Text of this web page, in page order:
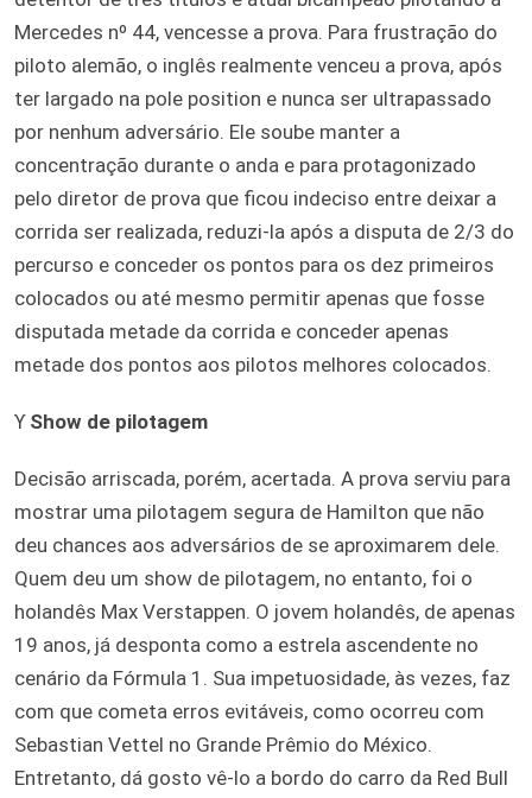
Mercedes nº 44, vencesse a prova. Para frustração do
piloto alemão, o inglês realmente venceu a prova, após
ter largado na pole position e nunca ser ultrapassado
por nenhum adversário. Ele soube manter a
concentração durante o anda e para protagonizado
pelo diretor de prova que ficou indeciso entre deixar a
corrida ser realizada, reduzi-la após a disputa de 2/3 do
percurso e conceder os pontos para os dez primeiros
colocados ou até mesmo permitir apenas que fosse
disputada metade da corrida e conceder apenas
metade dos pontos aos pilotos melhores colocados.
ϒ Show de pilotagem
Decisão arriscada, porém, acertada. A prova serviu para
mostrar uma pilotagem segura de Hamilton que não
deu chances aos adversários de se aproximarem dele.
Quem deu um show de pilotagem, no entanto, foi o
holandês Max Verstappen. O jovem holandês, de apenas
19 anos, já desponta como a estrela ascendente no
cenário da Fórmula 1. Sua impetuosidade, às vezes, faz
com que cometa erros evitáveis, como ocorreu com
Sebastian Vettel no Grande Prêmio do México.
Entretanto, dá gosto vê-lo a bordo do carro da Red Bull